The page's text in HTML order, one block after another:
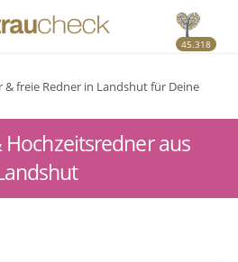
45.318
freie Redner in Landshut für Deine
aus